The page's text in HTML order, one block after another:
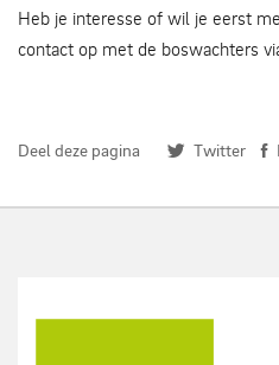
Heb je interesse of wil je eerst
contact op met de boswachters
Deel deze pagina Twitter